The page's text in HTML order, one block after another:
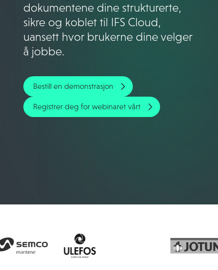
dokumentene dine strukturerte,
sikre og koblet til IFS Cloud,
uansett hvor brukerne dine velger
å jobbe.
Bestill en demonstrasjon
Registrer deg for webinaret vårt